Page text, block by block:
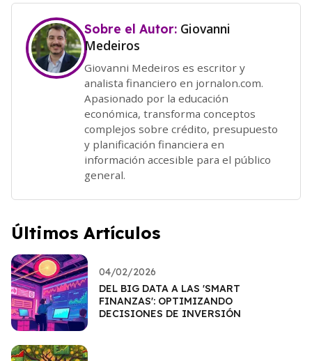
Sobre el Autor: Giovanni
Medeiros
Giovanni Medeiros es escritor y
analista financiero en jornalon.com.
Apasionado por la educación
económica, transforma conceptos
complejos sobre crédito, presupuesto
y planificación financiera en
información accesible para el público
general.
Últimos Artículos
04/02/2026
DEL BIG DATA A LAS 'SMART
FINANZAS': OPTIMIZANDO
DECISIONES DE INVERSIÓN